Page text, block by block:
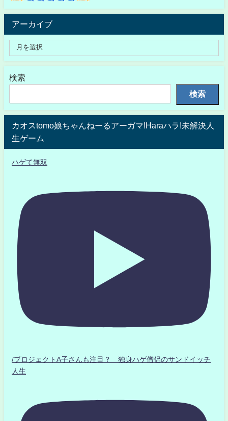
アーカイブ
検索
検索
カオスtomo娘ちゃんねーるアーガマ!Haraハラ!未解決人
生ゲーム
ハゲて無双
/プロジェクトA子さんも注目？ 独身ハゲ僧侶のサンドイッチ
人生